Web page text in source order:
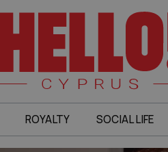
ROYALTY SOCIAL LIFE